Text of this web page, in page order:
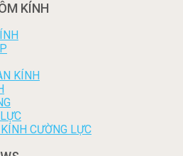
KÍNH
KÍNH
CƯỜNG LỰC